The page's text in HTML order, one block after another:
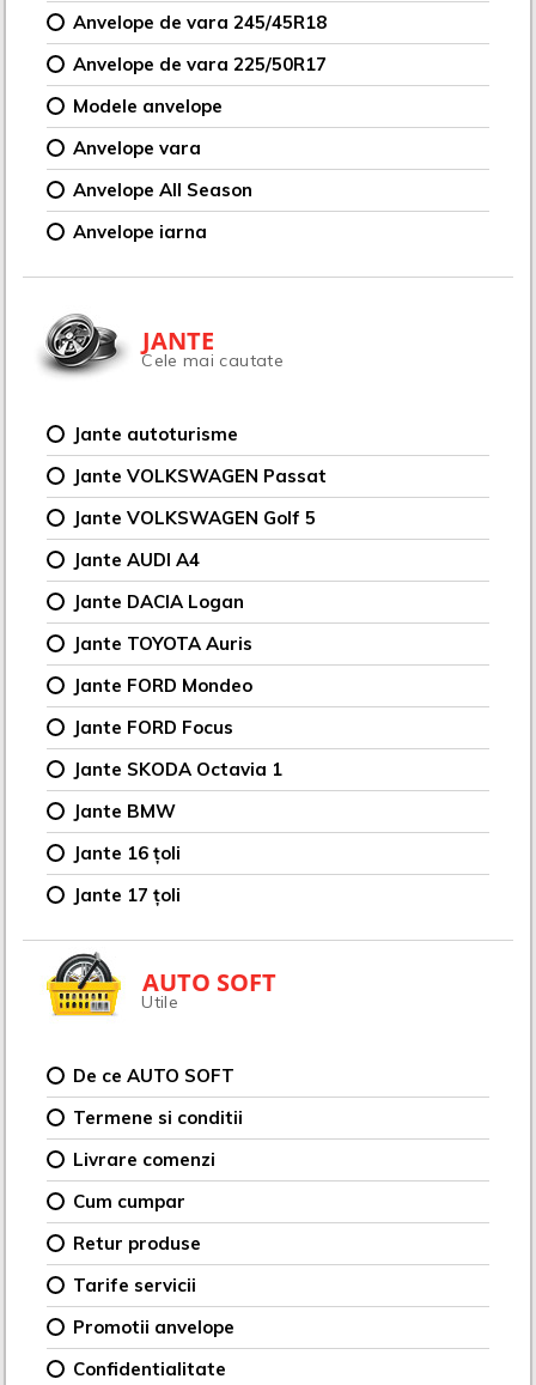
Anvelope de vara 245/45R18
Anvelope de vara 225/50R17
Modele anvelope
Anvelope vara
Anvelope All Season
Anvelope iarna
JANTE
Cele mai cautate
Jante autoturisme
Jante VOLKSWAGEN Passat
Jante VOLKSWAGEN Golf 5
Jante AUDI A4
Jante DACIA Logan
Jante TOYOTA Auris
Jante FORD Mondeo
Jante FORD Focus
Jante SKODA Octavia 1
Jante BMW
Jante 16 țoli
Jante 17 țoli
AUTO SOFT
Utile
De ce AUTO SOFT
Termene si conditii
Livrare comenzi
Cum cumpar
Retur produse
Tarife servicii
Promotii anvelope
Confidentialitate